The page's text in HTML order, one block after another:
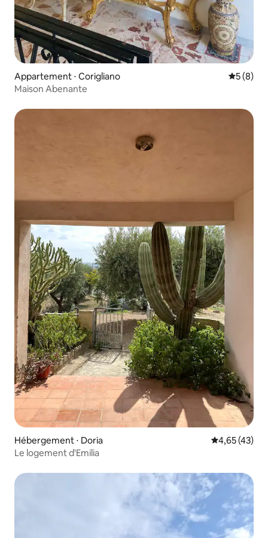
Appartement ⋅ Corigliano
5 (8)
Maison Abenante
Hébergement ⋅ Doria Évaluation
4,65 (43)
Le logement d'Emilia